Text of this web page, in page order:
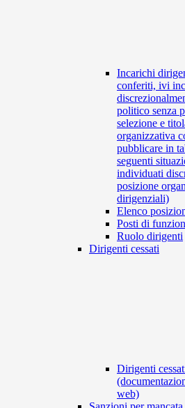
Incarichi
conferiti, ivi
politico senza
selezione e
organizzativa
pubblicare in
seguenti
individuati
posizione
dirigenziali)
Elenco
Posti di
Ruolo dirigenti
Dirigenti cessati
Dirigenti
web)